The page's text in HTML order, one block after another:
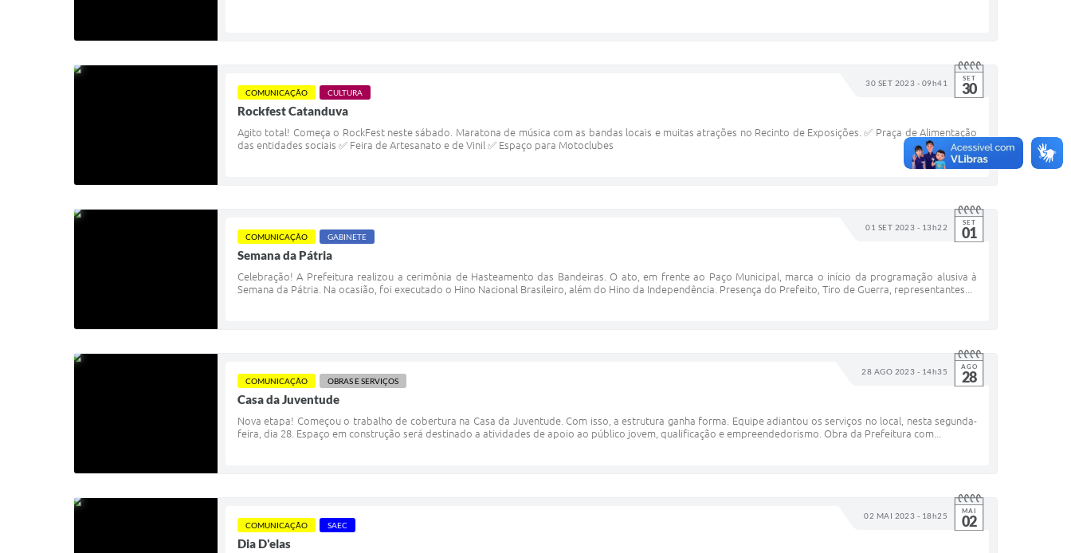
30 SET 2023 - 09h41 SET
30
COMUNICAÇÃO CULTURA
Rockfest Catanduva
Agito total! Começa o RockFest neste sábado. Maratona de música com as bandas locais e muitas atrações no Recinto de Exposições. ✅ Praça de Alimentação
das entidades sociais ✅ Feira de Artesanato e de Vinil ✅ Espaço para Motoclubes
01 SET 2023 - 13h22 SET
01
COMUNICAÇÃO GABINETE
Semana da Pátria
Celebração! A Prefeitura realizou a cerimônia de Hasteamento das Bandeiras. O ato, em frente ao Paço Municipal, marca o início da programação alusiva à
Semana da Pátria. Na ocasião, foi executado o Hino Nacional Brasileiro, além do Hino da Independência. Presença do Prefeito, Tiro de Guerra, representantes...
28 AGO 2023 - 14h35 AGO
28
COMUNICAÇÃO OBRAS E SERVIÇOS
Casa da Juventude
Nova etapa! Começou o trabalho de cobertura na Casa da Juventude. Com isso, a estrutura ganha forma. Equipe adiantou os serviços no local, nesta segunda-
feira, dia 28. Espaço em construção será destinado a atividades de apoio ao público jovem, qualificação e empreendedorismo. Obra da Prefeitura com...
02 MAI 2023 - 18h25 MAI
02
COMUNICAÇÃO SAEC
Dia D'elas